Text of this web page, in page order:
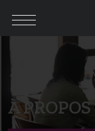
À